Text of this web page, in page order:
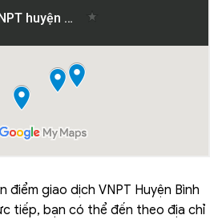
điểm giao dịch VNPT Huyện Bình
tiếp, bạn có thể đến theo địa chỉ